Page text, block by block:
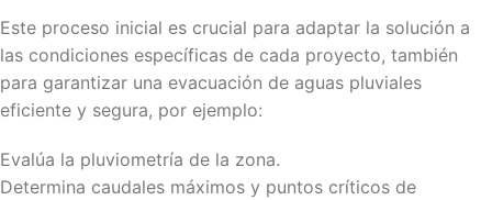
Este proceso inicial es crucial para adaptar la solución a
las condiciones específicas de cada proyecto, también
para garantizar una evacuación de aguas pluviales
eficiente y segura, por ejemplo:
Evalúa la pluviometría de la zona.
Determina caudales máximos y puntos críticos de